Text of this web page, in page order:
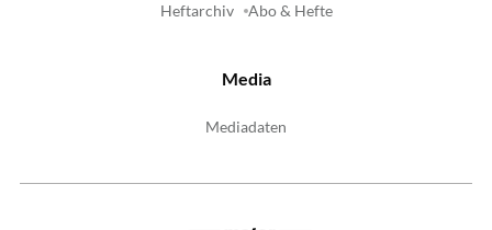
Heftarchiv Abo & Hefte
Media
Mediadaten